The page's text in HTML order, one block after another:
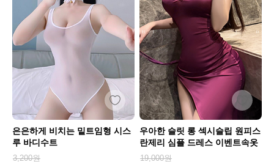
은은하게 비치는 밑트임형 시스
루 바디수트
3,200원
우아한 슬릿 롱 섹시슬립 원피스
란제리 심플 드레스 이벤트속옷
19,000원